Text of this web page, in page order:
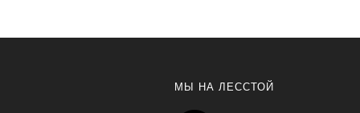
МЫ НА ЛЕССТОЙ